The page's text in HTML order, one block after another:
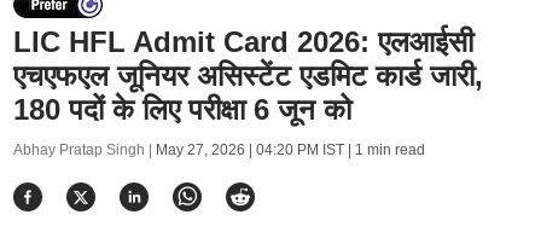
LIC HFL Admit Card 2026: एलआईसी
एचएफएल जूनियर असिस्टेंट एडमिट कार्ड जारी,
180 पदों के लिए परीक्षा 6 जून को
Abhay Pratap Singh | May 27, 2026 | 04:20 PM IST| 1 min read